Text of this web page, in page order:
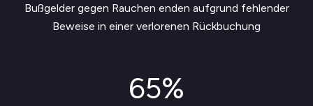
Bußgelder gegen Rauchen enden aufgrund fehlender
Beweise in einer verlorenen Rückbuchung
65%